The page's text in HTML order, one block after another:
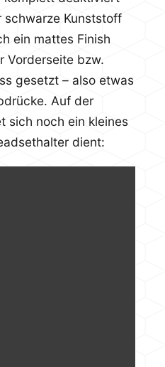
schwarze Kunststoff
ein mattes Finish
Vorderseite bzw.
gesetzt – also etwas
Auf der
sich noch ein kleines
dient: